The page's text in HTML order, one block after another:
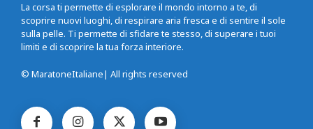
La corsa ti permette di esplorare il mondo intorno a te, di
scoprire nuovi luoghi, di respirare aria fresca e di sentire il sole
sulla pelle. Ti permette di sfidare te stesso, di superare i tuoi
limiti e di scoprire la tua forza interiore.
© MaratoneItaliane| All rights reserved